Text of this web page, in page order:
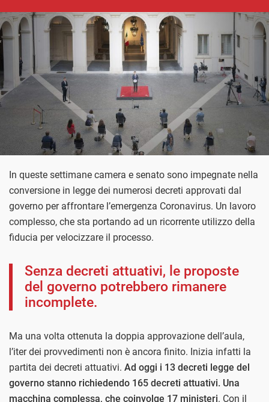
In queste settimane camera e senato sono impegnate nella
conversione in legge dei numerosi decreti approvati dal
governo per affrontare l’emergenza Coronavirus. Un lavoro
complesso, che sta portando ad un ricorrente utilizzo della
fiducia per velocizzare il processo.
Senza decreti attuativi, le proposte
del governo potrebbero rimanere
incomplete.
Ma una volta ottenuta la doppia approvazione dell’aula,
l’iter dei provvedimenti non è ancora finito. Inizia infatti la
partita dei decreti attuativi. Ad oggi i 13 decreti legge del
governo stanno richiedendo 165 decreti attuativi. Una
macchina complessa, che coinvolge 17 ministeri. Con il